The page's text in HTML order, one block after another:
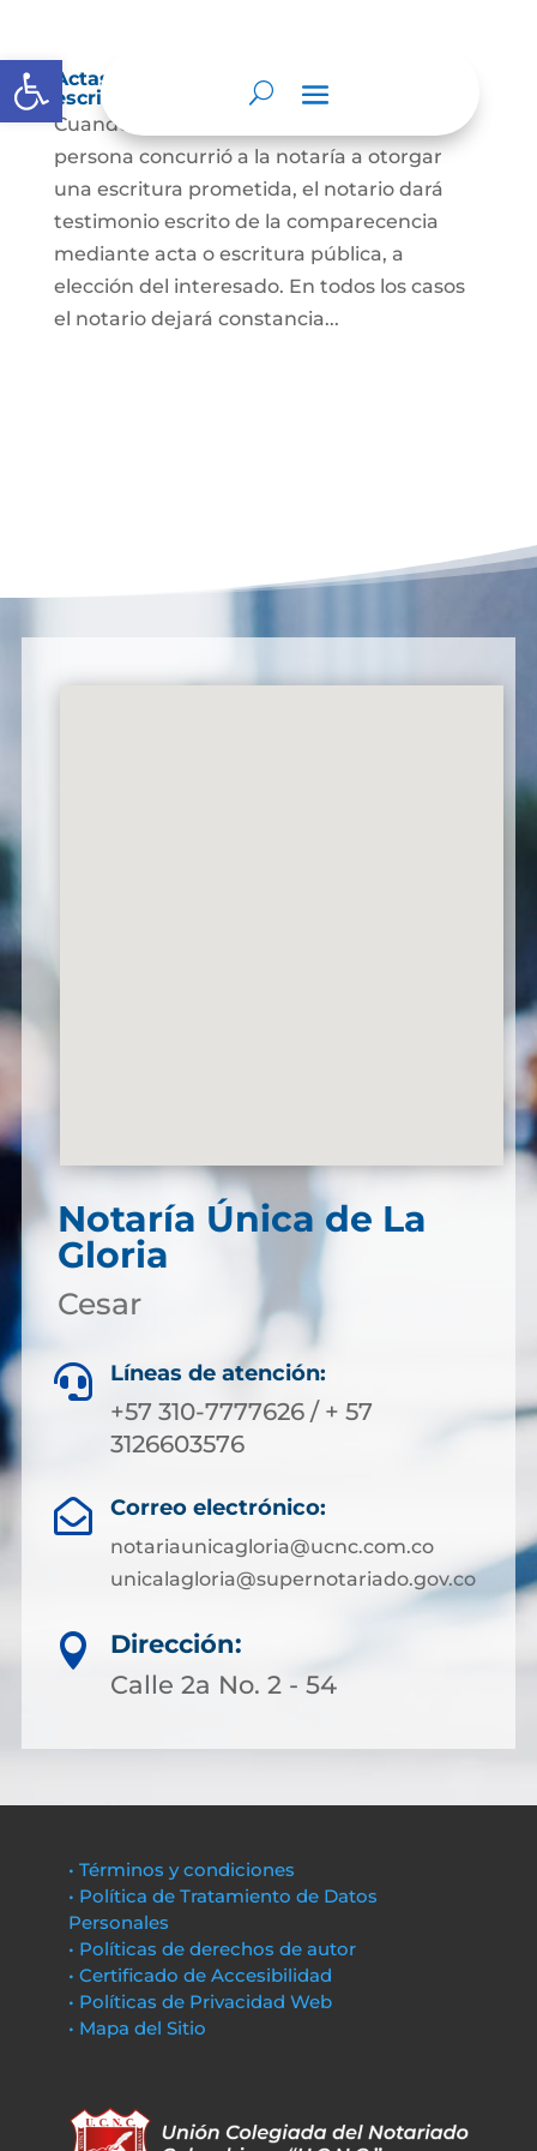
Abrir barra de herramientas
Actas de comparecencia para otorgar
escritura pública
Cuando se trate de comprobar que una
persona concurrió a la notaría a otorgar
una escritura prometida, el notario dará
testimonio escrito de la comparecencia
mediante acta o escritura pública, a
elección del interesado. En todos los casos
el notario dejará constancia...
Notaría Única de La
Gloria
Cesar
 Líneas de atención:
+57 310-7777626 / + 57
3126603576
 Correo electrónico:
notariaunicagloria@ucnc.com.co
unicalagloria@supernotariado.gov.co

Dirección:
Calle 2a No. 2 - 54
• Términos y condiciones
• Política de Tratamiento de Datos
Personales
• Políticas de derechos de autor
• Certificado de Accesibilidad
• Políticas de Privacidad Web
• Mapa del Sitio